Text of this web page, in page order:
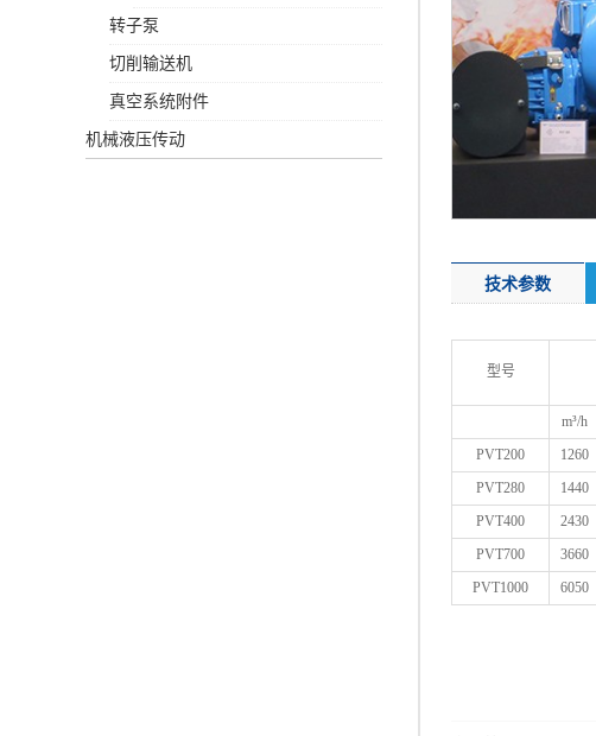
转子泵
切削输送机
真空系统附件
机械液压传动
技术参数
型号
m³/h
PVT200
1260
PVT280
1440
PVT400
2430
PVT700
3660
PVT1000
6050